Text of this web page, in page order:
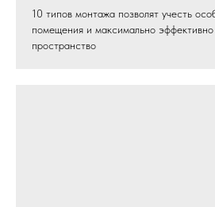
10 типов монтажа позволят учесть
помещения и максимально эффективно
пространство